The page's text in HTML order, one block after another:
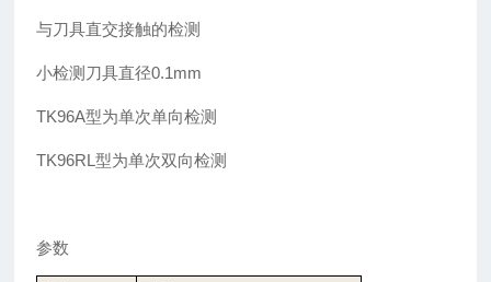
与刀具直交接触的检测
小检测刀具直径0.1mm
TK96A型为单次单向检测
TK96RL型为单次双向检测
参数